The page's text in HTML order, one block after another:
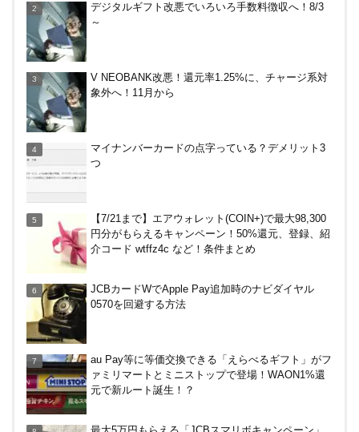
加入したけど勧誘ヤバいかな
おきたい利用条件と注意点
術を総ざらい
つ
で20％還元！
デジタルギフト改悪でいろいろ手数料徴収へ！8/3
～
V NEOBANK改悪！還元率1.25%に、チャージ系対
象外へ！11月から
マイナンバーカードの点字っている？デメリット3
つ
【7/21まで】エアウォレット(COIN+)で最大98,300
円分がもらえるキャンペーン！50%還元、登録、紹
介コード wtffz4c など！条件まとめ
JCBカードWでApple Pay追加時のナビダイヤル
0570を回避する方法
au Pay等に等価交換できる「えらべるギフト」がフ
ァミリマートとミニストップで登場！WAON1%還
元で新ルート誕生！？